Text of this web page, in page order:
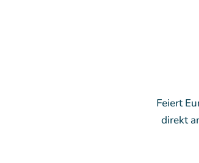
Feiert
direkt